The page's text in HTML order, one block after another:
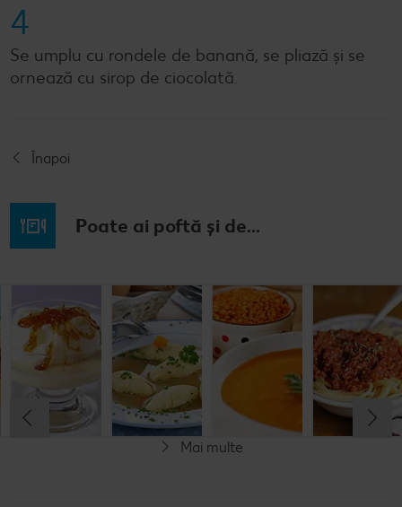
4
Se umplu cu rondele de banană, se pliază și se
ornează cu sirop de ciocolată.
Înapoi
Poate ai poftă și de...
Musaca de
cartofi cu
cașcaval
Cel mult 60 minute
Rafinat
Lapte de
pasăre
Cel mult 60 minute
Rafinat
Supă
tradițională
cu găluşte
Supă cremă de
linte
Cel mult 60 minute
Simplu
Mai multe